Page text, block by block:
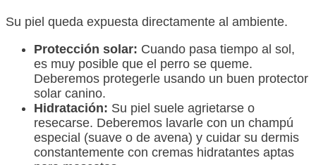
Su piel queda expuesta directamente al ambiente.
Protección solar: Cuando pasa tiempo al sol,
es muy posible que el perro se queme.
Deberemos protegerle usando un buen protector
solar canino.
Hidratación: Su piel suele agrietarse o
resecarse. Deberemos lavarle con un champú
especial (suave o de avena) y cuidar su dermis
constantemente con cremas hidratantes aptas